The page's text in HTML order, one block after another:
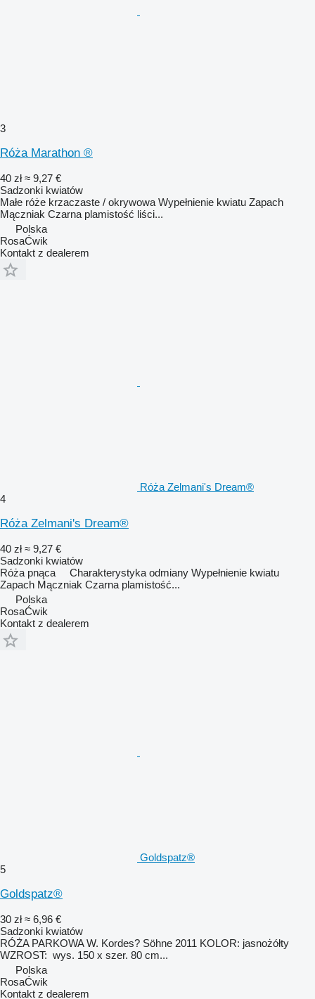
3
Róża Marathon ®
40 zł ≈ 9,27 €
Sadzonki kwiatów
Małe róże krzaczaste / okrywowa Wypełnienie kwiatu Zapach
Mączniak Czarna plamistość liści...
Polska
RosaĆwik
Kontakt z dealerem
Róża Zelmani's Dream®
4
Róża Zelmani's Dream®
40 zł ≈ 9,27 €
Sadzonki kwiatów
Róża pnąca Charakterystyka odmiany Wypełnienie kwiatu
Zapach Mączniak Czarna plamistość...
Polska
RosaĆwik
Kontakt z dealerem
Goldspatz®
5
Goldspatz®
30 zł ≈ 6,96 €
Sadzonki kwiatów
RÓŻA PARKOWA W. Kordes? Söhne 2011 KOLOR: jasnożółty
WZROST: wys. 150 x szer. 80 cm...
Polska
RosaĆwik
Kontakt z dealerem